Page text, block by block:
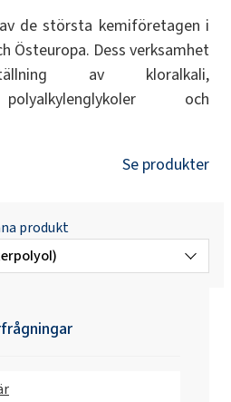
de största kemiföretagen i
Östeuropa. Dess verksamhet
av kloralkali,
och
Se produkter
produkt